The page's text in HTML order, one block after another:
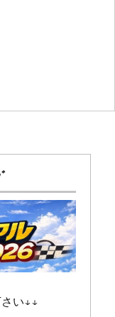
い↓↓